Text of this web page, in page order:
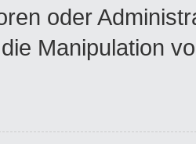
oder
Manipulation